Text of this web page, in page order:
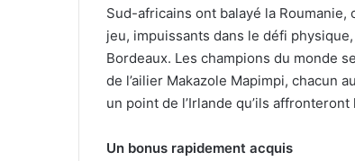
Sud-africains ont balayé la
jeu, impuissants dans le défi
Bordeaux. Les champions du monde
de l’ailier Makazole Mapimpi, chacun
un point de l’Irlande qu’ils
Un bonus rapidement acquis